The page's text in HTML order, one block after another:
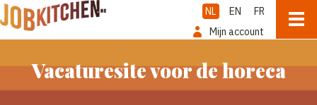
NL EN
FR
Mijn account
Vacaturesite voor de horeca